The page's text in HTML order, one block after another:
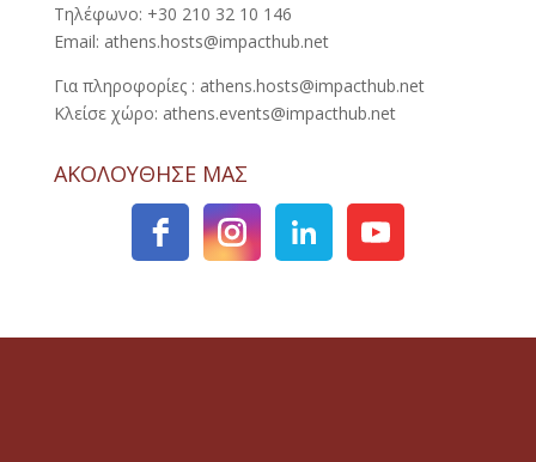
Τηλέφωνο: +30 210 32 10 146
Email: athens.hosts@impacthub.net
Για πληροφορίες : athens.hosts@impacthub.net
Κλείσε χώρο: athens.events@impacthub.net
ΑΚΟΛΟΥΘΗΣΕ ΜΑΣ